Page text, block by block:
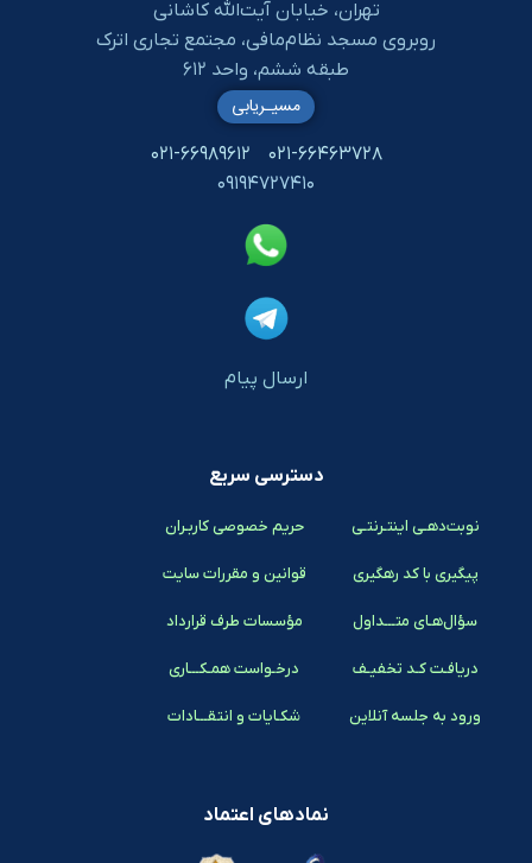
تهران، خیابان آیت‌الله کاشانی
روبروی مسجد نظام‌مافی، مجتمع تجاری اترک
طبقه ششم، واحد ۶۱۲
۰۲۱-۶۶۴۶۳۷۲۸
۰۲۱-۶۶۹۸۹۶۱۲
۰۹۱۹۴۷۲۷۴۱۰
ارسال پیام
مسیـریابی
دسترسی سریع
نوبت‌دهـی اینتـرنتـی
پیگیری با کد رهگیری
سؤال‌هـای متـــداول
دریافـت کـد تخفیـف
ورود به جلسه آنلاین
حریم خصوصی کاربـران
قوانین و مقررات سایت
مؤسسات طرف قرارداد
درخـواست همـکـــاری
شکـایات و انتقـــادات
نمادهای اعتماد